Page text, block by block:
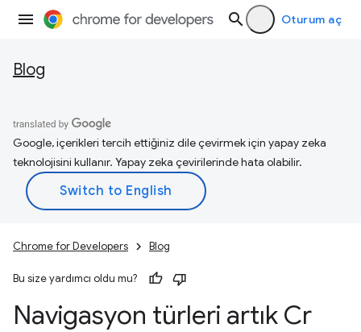
Oturum aç
Blog
Google, içerikleri tercih ettiğiniz dile çevirmek için yapay zeka
teknolojisini kullanır. Yapay zeka çevirilerinde hata olabilir.
Chrome for Developers Blog
Bu size yardımcı oldu mu?
Navigasyon türleri artık Cr